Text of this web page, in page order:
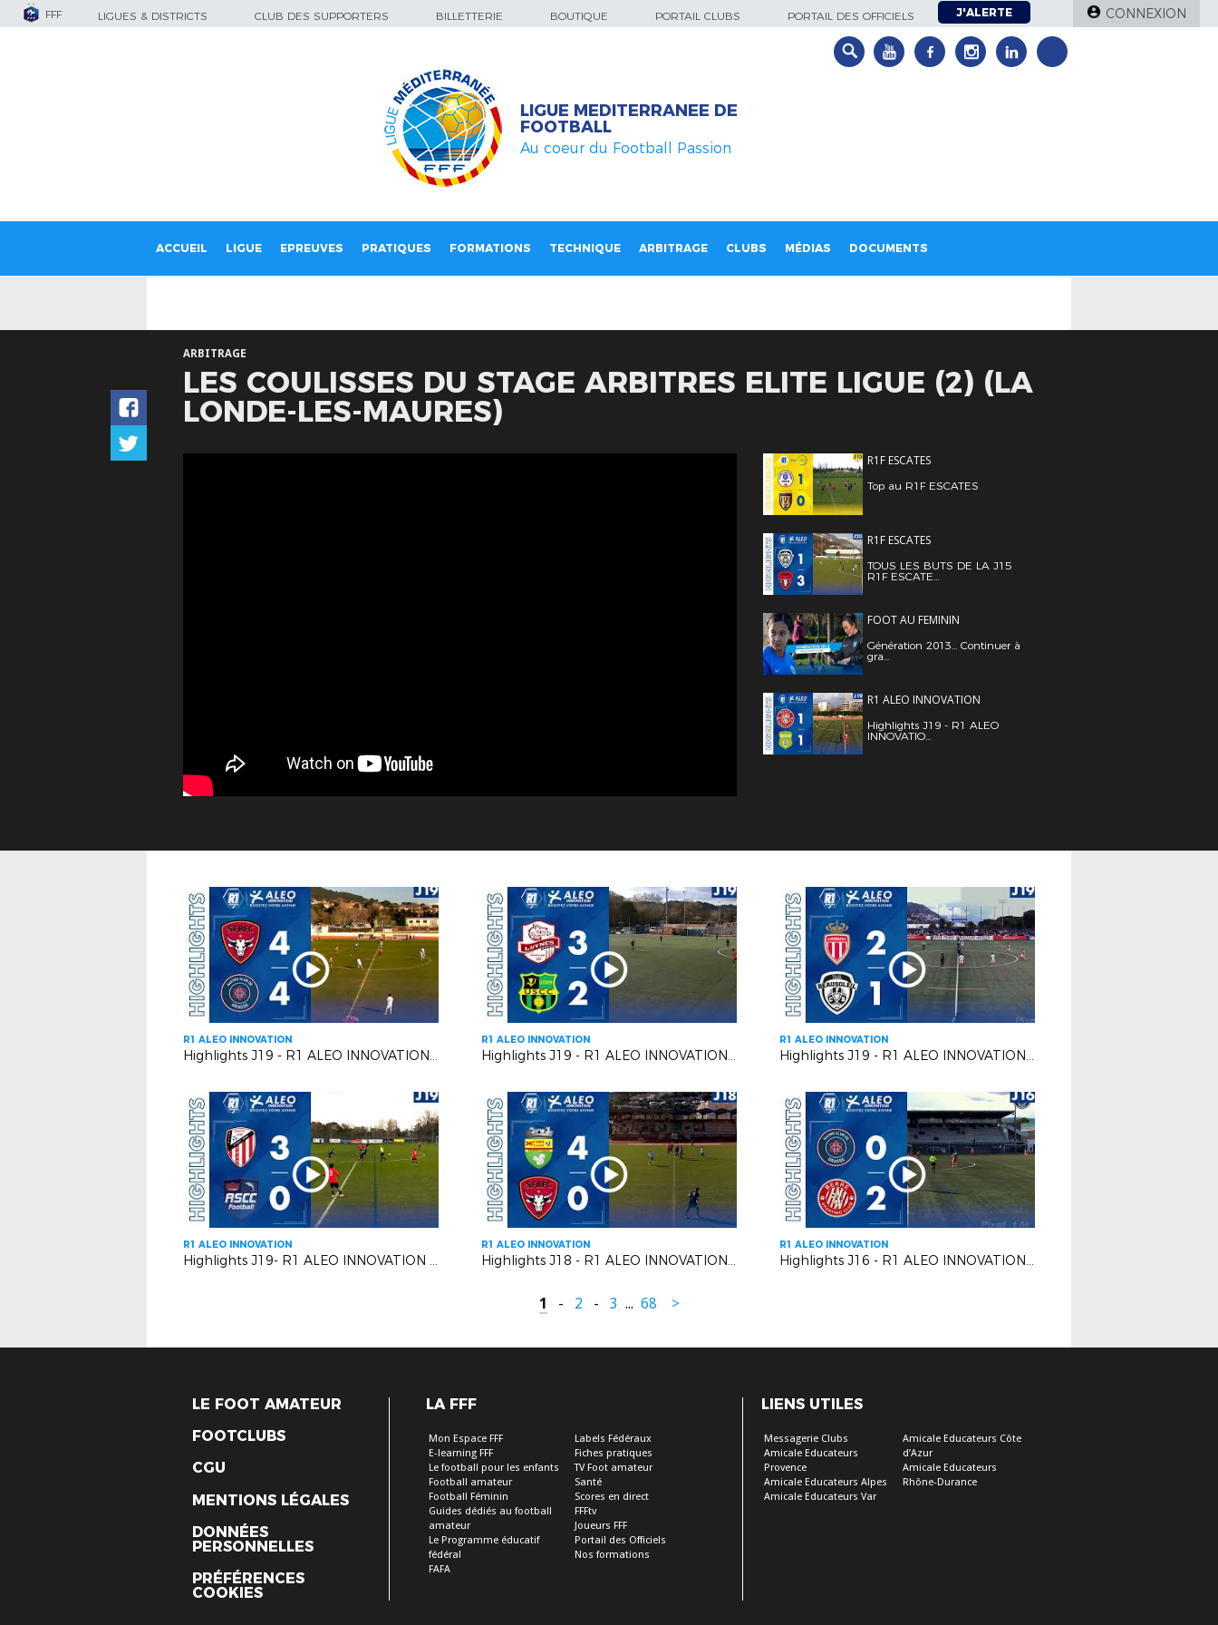
FFF LIGUES & DISTRICTS CLUB DES SUPPORTERS BILLETTERIE BOUTIQUE PORTAIL CLUBS PORTAIL DES OFFICIELS J'ALERTE CONNEXION
LIGUE MEDITERRANEE DE
FOOTBALL
Au coeur du Football Passion
ACCUEIL LIGUE EPREUVES PRATIQUES FORMATIONS TECHNIQUE ARBITRAGE CLUBS MÉDIAS DOCUMENTS
ARBITRAGE
LES COULISSES DU STAGE ARBITRES ELITE LIGUE (2) (LA
LONDE-LES-MAURES)
R1F ESCATES
Top au R1F ESCATES
R1F ESCATES
TOUS LES BUTS DE LA J15
R1F ESCATE...
FOOT AU FEMININ
Génération 2013... Continuer à
gra...
R1 ALEO INNOVATION
Highlights J19 - R1 ALEO
INNOVATIO...
R1 ALEO INNOVATION
Highlights J19 - R1 ALEO INNOVATION | Six Fours Le Brusc VS RC Pays de Grasse 2
R1 ALEO INNOVATION
Highlights J19 - R1 ALEO INNOVATION | Luynes S VS US Carqueiranne Crau
R1 ALEO INNOVATION
Highlights J19 - R1 ALEO INNOVATION | AS Monaco FC 2 VS FC Beausoleil
R1 ALEO INNOVATION
Highlights J19- R1 ALEO INNOVATION | AC Vedène Le Pontet VS AS Cagnes Le Cros
R1 ALEO INNOVATION
Highlights J18 - R1 ALEO INNOVATION | US Mandelieu LN VS Six Fours le Brusc
R1 ALEO INNOVATION
Highlights J16 - R1 ALEO INNOVATION | R.C GRASSE VS BERRE SP.C
1 - 2 - 3 ... 68 >
LE FOOT AMATEUR
FOOTCLUBS
CGU
MENTIONS LÉGALES
DONNÉES
PERSONNELLES
PRÉFÉRENCES
COOKIES
LA FFF
Mon Espace FFF
E-learning FFF
Le football pour les enfants
Football amateur
Football Féminin
Guides dédiés au football
amateur
Le Programme éducatif
fédéral
FAFA
Labels Fédéraux
Fiches pratiques
TV Foot amateur
Santé
Scores en direct
FFFtv
Joueurs FFF
Portail des Officiels
Nos formations
LIENS UTILES
Messagerie Clubs
Amicale Educateurs
Provence
Amicale Educateurs Alpes
Amicale Educateurs Var
Amicale Educateurs Côte
d’Azur
Amicale Educateurs
Rhône-Durance